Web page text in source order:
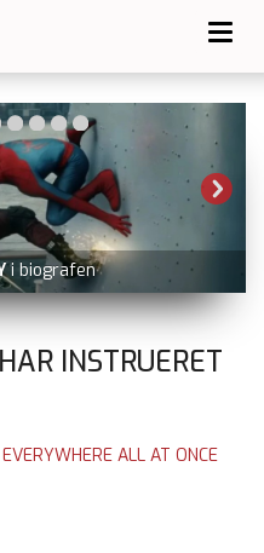
i biografen
INSTRUERET
ALL AT ONCE